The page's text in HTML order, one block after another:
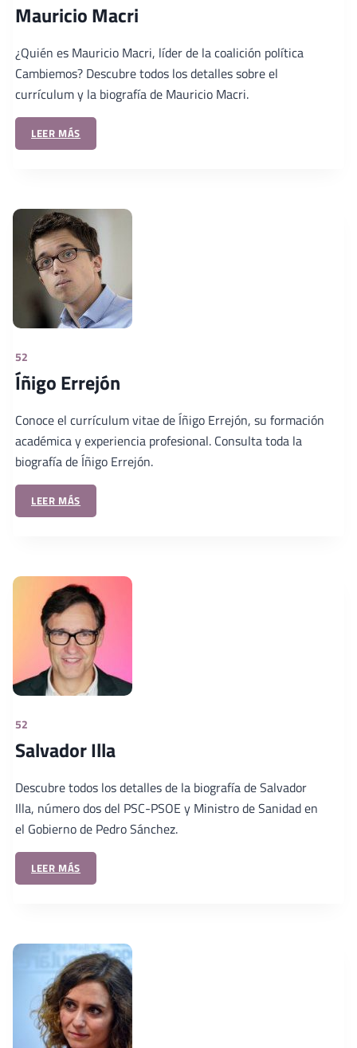
Mauricio Macri
¿Quién es Mauricio Macri, líder de la coalición política
Cambiemos? Descubre todos los detalles sobre el
currículum y la biografía de Mauricio Macri.
LEER MÁS
52
Íñigo Errejón
Conoce el currículum vitae de Íñigo Errejón, su formación
académica y experiencia profesional. Consulta toda la
biografía de Íñigo Errejón.
LEER MÁS
52
Salvador Illa
Descubre todos los detalles de la biografía de Salvador
Illa, número dos del PSC-PSOE y Ministro de Sanidad en
el Gobierno de Pedro Sánchez.
LEER MÁS